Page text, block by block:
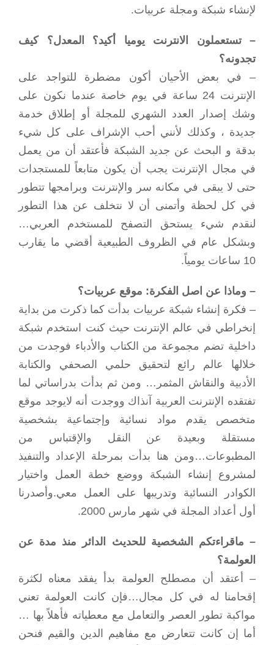
لإنشاء شبكة ومجلة عربيات.
– تستعملون الانترنت يوميا أكيد؟ المعدل؟ كيف
تجدونه؟
– في بعض الأحيان أكون مضطرة للتواجد على
الإنترنت 24 ساعة في يوم خاصة عندما نكون على
وشك إصدار العدد الشهري للمجلة أو إطلاق خدمة
جديدة ، وكذلك لأنني أحب الإشراف على كل شيء
بدقة و البحث عن جديد الشبكة فأعتقد أن من يعمل
في مجال الإنترنت يجب أن يكون متابعاً للمستجدات
حتى لا يبقى في مكانه سر والإنترنت وبرامجها تتطور
في كل لحظة وأتمنى أن لا نتخلف عن هذا التطور
لنقدم شيء يستحق التصفح للمستخدم العربي…
وبشكل عام في الظروف الطبيعية أقضي ما يقارب
10 ساعات يومياً.
– وماذا عن اصل الفكرة: موقع عربيات؟
– فكرة إنشاء شبكة عربيات بدأت كما ذكرت من بداية
إنخراطي في عالم الإنترنت حيث كنت استخدم شبكة
داخلية تضم مجموعة من الكتاب والأدباء فوجدت من
خلالها عالم رائع لتحقيق حلمي الصحفي والكتابة
الأدبية والنقاش المثمر… ومن ثم بدأت بدراساتي لما
تفتقده الإنترنت العربية آنذاك ووجدت أنه لايوجد موقع
متخصص يقدم مواد نسائية وإجتماعية بشخصية
مستقلة وبعيدة عن النقل والإقتباس من
المطبوعات…ومن هنا بدأت بمرحلة الإعداد والتنفيذ
لمشروع إنشاء الشبكة ووضع خطة العمل واختيار
الكوادر النسائية وتدريبها على العمل معي.وأصدرنا
أول أعداد المجلة في شهر مارس 2000.
– ماقراءتكم الشخصية للحديث الدائر منذ مدة عن
العولمة؟
– أعتقد أن مصطلح العولمة بدأ يفقد معناه لكثرة
إقحامنا له في كل مجال…فإن كانت العولمة تعني
مواكبة تطور العصر والتعامل مع معطياته فأهلاً بها …
أما إن كانت تتعارض مع مفاهيم الدين والقيم فنحن